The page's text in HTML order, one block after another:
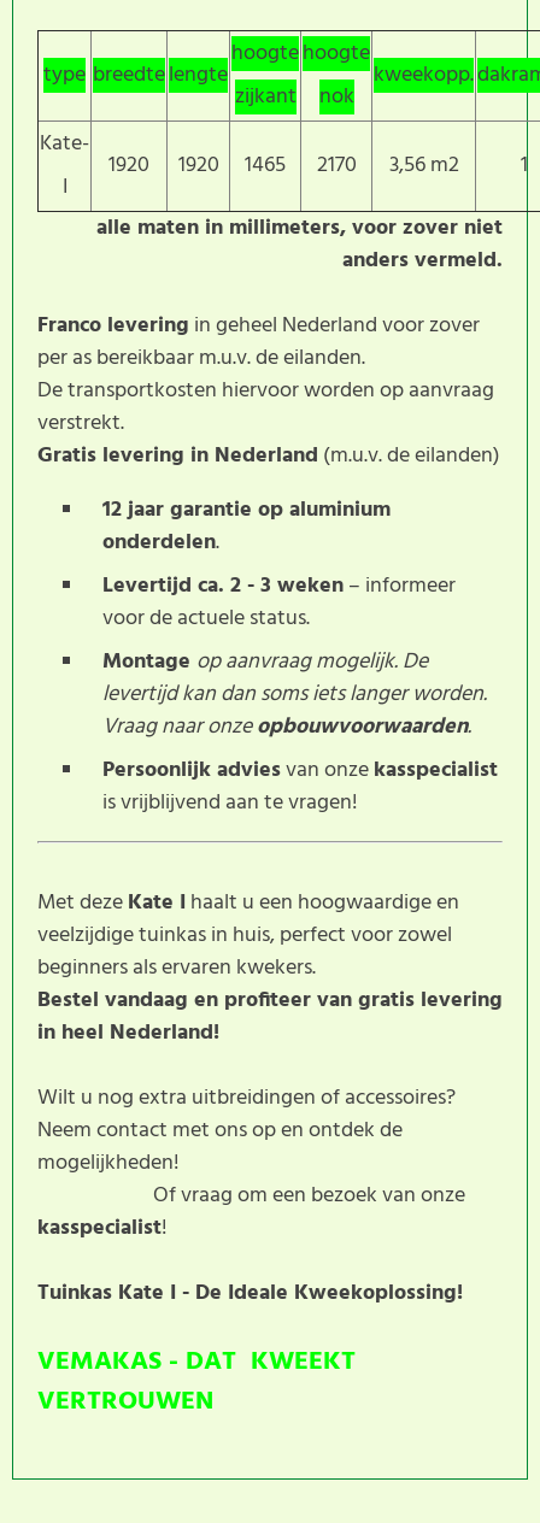
type breedtelengte
hoogte
zijkant
hoogte
nok
kweekopp.
Kate-
I
1920 1920 1465 2170 3,56 m2
1
alle maten in millimeters, voor zover niet
anders vermeld.
Franco levering in geheel Nederland voor zover
per as bereikbaar m.u.v. de eilanden.
De transportkosten hiervoor worden op aanvraag
verstrekt.
Gratis levering in Nederland (m.u.v. de eilanden)
12 jaar garantie op aluminium
onderdelen.
Levertijd ca. 2 - 3 weken– informeer
voor de actuele status.
Montage op aanvraag mogelijk. De
levertijd kan dan soms iets langer worden.
Vraag naar onzeopbouwvoorwaarden.
Persoonlijk adviesvan onzekasspecialist
is vrijblijvend aan te vragen!
Met dezeKate Ihaalt u een hoogwaardige en
veelzijdige tuinkas in huis, perfect voor zowel
beginners als ervaren kwekers.
Bestel vandaag en profiteer van gratis levering
in heel Nederland!
Wilt u nog extra uitbreidingen of accessoires?
Neem contact met ons op en ontdek de
mogelijkheden!
Of vraag om een bezoek van onze
kasspecialist!
Tuinkas Kate I - De Ideale Kweekoplossing!
VEMAKAS - DAT KWEEKT
VERTROUWEN